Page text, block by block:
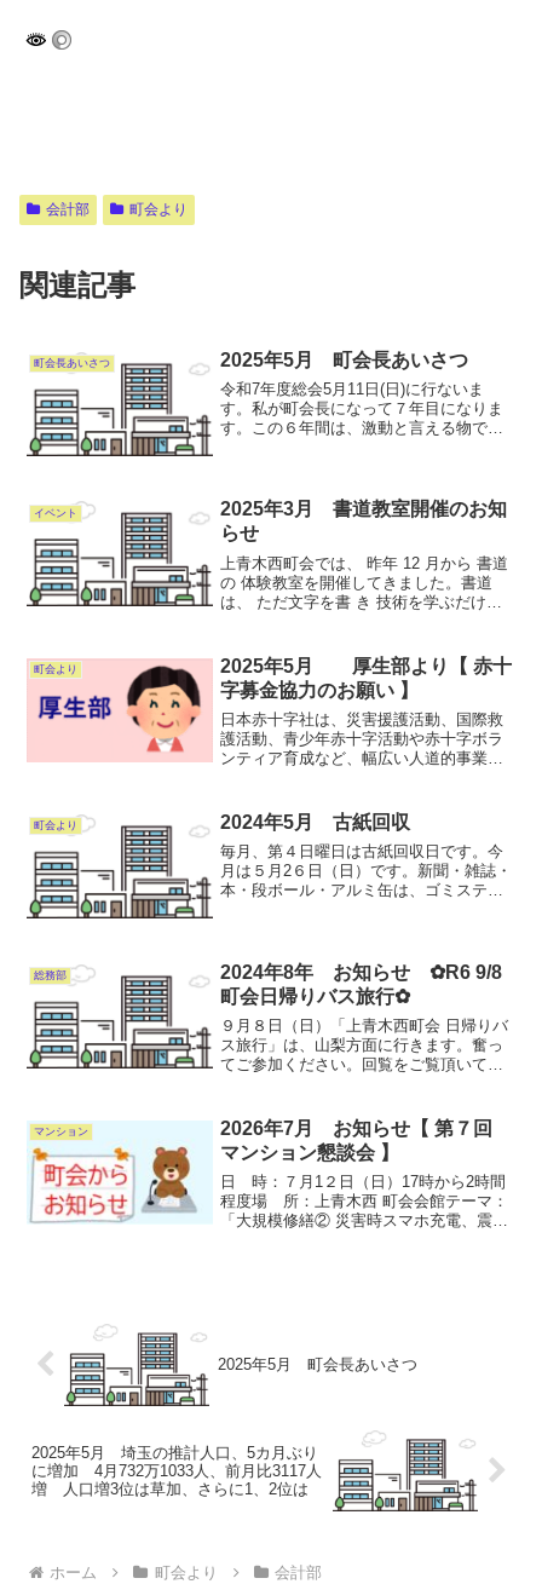
会計部 町会より
関連記事
町会長あいさつ 2025年5月 町会長あいさつ
令和7年度総会5月11日(日)に行ないま
す。私が町会長になって７年目になりま
す。この６年間は、激動と言える物で、
いるものです。風通し...
イベント
2025年3月 書道教室開催のお知
らせ
上青木西町会では、 昨年 12 月から 書道
の 体験教室を開催してきました。書道
は、 ただ文字を書 き 技術を学ぶだけで
と思いました。役員の応援と協力のもと
「学びなが...
町会より
2025年5月 厚生部より【 赤十
字募金協力のお願い 】
日本赤十字社は、災害援護活動、国際救
護活動、青少年赤十字活動や赤十字ボラ
ンティア育成など、幅広い人道的事業を
も、 組長さん が各ご家庭にお伺い致しま
してご協力のお...
町会より 2024年5月 古紙回収
毎月、第４日曜日は古紙回収日です。今
月は５月2６日（日）です。新聞・雑誌・
本・段ボール・アルミ缶は、ゴミステー
殻や他の物（スチ-ル缶・...
総務部
2024年8年 お知らせ ✿R6 9/8
町会日帰りバス旅行✿
９月８日（日）「上青木西町会 日帰りバ
ス旅行」は、山梨方面に行きます。奮っ
てご参加ください。回覧をご覧頂いてお
マンション
2026年7月 お知らせ【 第７回
マンション懇談会 】
日 時：７月1２日（日）17時から2時間
程度場 所：上青木西 町会会館テーマ：
「大規模修繕② 災害時スマホ充電、震感
2025年5月 町会長あいさつ
2025年5月 埼玉の推計人口、5カ月ぶり
に増加 4月732万1033人、前月比3117人
増 人口増3位は草加、さらに1、2位は
ホーム 町会より 会計部